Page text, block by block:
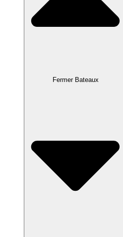
Fermer Bateaux